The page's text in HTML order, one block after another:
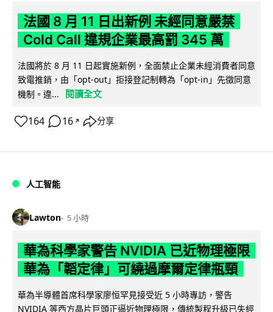
法國 8 月 11 日出新例 未經同意嚴禁
Cold Call 違規企業最高罰 345 萬
法國將於 8 月 11 日起實施新例，全面禁止企業未經消費者同意
致電推銷，由「opt-out」拒接登記制轉為「opt-in」先徵同意
機制。違...
閱讀全文
164 16 ↗ 分享
人工智能
Lawton 5 小時
華為科學家警告 NVIDIA 已近物理極限
華為「韜定律」可繞過摩爾定律瓶頸
華為半導體首席科學家廖恒罕見接受近 5 小時專訪，警告
NVIDIA 等西方晶片巨頭正逼近物理極限，傳統製程升級已失經